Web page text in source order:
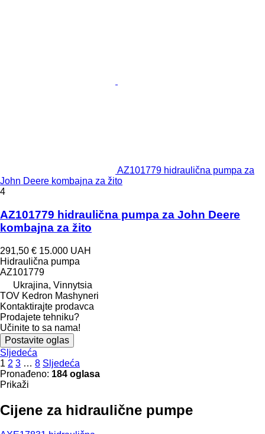
AZ101779 hidraulična pumpa za
John Deere kombajna za žito
4
AZ101779 hidraulična pumpa za John Deere
kombajna za žito
291,50 € 15.000 UAH
Hidraulična pumpa
AZ101779
Ukrajina, Vinnytsia
TOV Kedron Mashyneri
Kontaktirajte prodavca
Prodajete tehniku?
Učinite to sa nama!
Postavite oglas
Sljedeća
1 2 3 … 8 Sljedeća
Pronađeno: 184 oglasa
Prikaži
Cijene za hidraulične pumpe